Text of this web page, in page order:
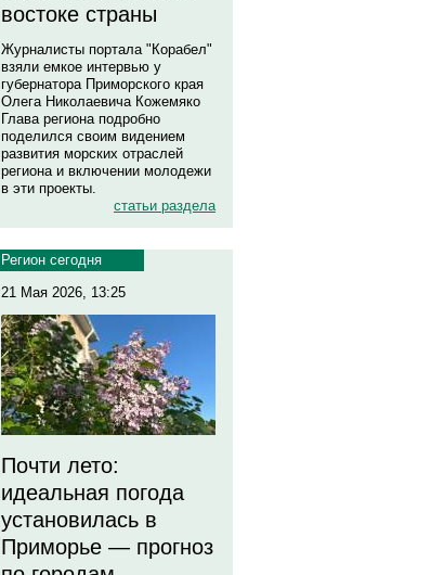
востоке страны
Журналисты портала "Корабел"
взяли емкое интервью у
губернатора Приморского края
Олега Николаевича Кожемяко
Глава региона подробно
поделился своим видением
развития морских отраслей
региона и включении молодежи
в эти проекты.
статьи раздела
Регион сегодня
21 Мая 2026, 13:25
Почти лето:
идеальная погода
установилась в
Приморье — прогноз